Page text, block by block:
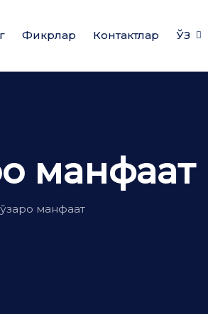
Фикрлар Контактлар ЎЗ
манфаат
ўзаро манфаат